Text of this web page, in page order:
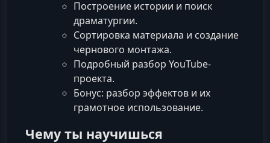
Построение истории и поиск
драматургии.
Сортировка материала и создание
чернового монтажа.
Подробный разбор YouTube-
проекта.
Бонус: разбор эффектов и их
грамотное использование.
Чему ты научишься